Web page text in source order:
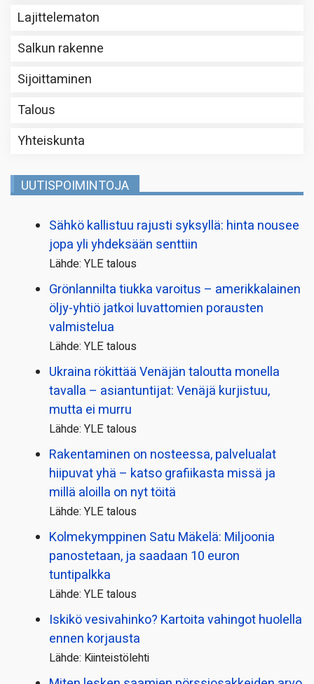
Lajittelematon
Salkun rakenne
Sijoittaminen
Talous
Yhteiskunta
UUTISPOIMINTOJA
Sähkö kallistuu rajusti syksyllä: hinta nousee
jopa yli yhdeksään senttiin
Lähde: YLE talous
Grönlannilta tiukka varoitus – amerikkalainen
öljy-yhtiö jatkoi luvattomien porausten
valmistelua
Lähde: YLE talous
Ukraina rökittää Venäjän taloutta monella
tavalla – asiantuntijat: Venäjä kurjistuu,
mutta ei murru
Lähde: YLE talous
Rakentaminen on nosteessa, palvelualat
hiipuvat yhä – katso grafiikasta missä ja
millä aloilla on nyt töitä
Lähde: YLE talous
Kolmekymppinen Satu Mäkelä: Miljoonia
panostetaan, ja saadaan 10 euron
tuntipalkka
Lähde: YLE talous
Iskikö vesivahinko? Kartoita vahingot huolella
ennen korjausta
Lähde: Kiinteistölehti